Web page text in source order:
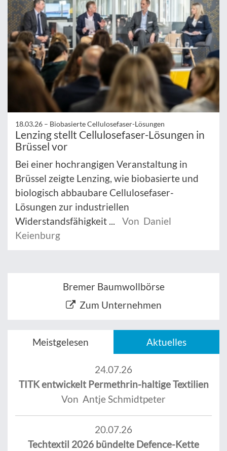
18.03.26 – Biobasierte Cellulosefaser-Lösungen
Lenzing stellt Cellulosefaser-Lösungen in
Brüssel vor
Bei einer hochrangigen Veranstaltung in
Brüssel zeigte Lenzing, wie biobasierte und
biologisch abbaubare Cellulosefaser-
Lösungen zur industriellen
Widerstandsfähigkeit ...
Von Daniel
Keienburg
Bremer Baumwollbörse
Zum Unternehmen
Meistgelesen Aktuelles
24.07.26
TITK entwickelt Permethrin-haltige Textilien
Von Antje Schmidtpeter
20.07.26
Techtextil 2026 bündelte Defence-Kette